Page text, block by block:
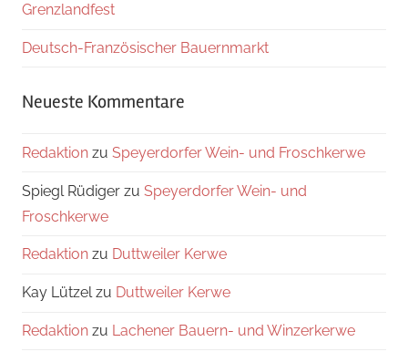
Grenzlandfest
Deutsch-Französischer Bauernmarkt
Neueste Kommentare
Redaktion zu Speyerdorfer Wein- und Froschkerwe
Spiegl Rüdiger zu Speyerdorfer Wein- und
Froschkerwe
Redaktion zu Duttweiler Kerwe
Kay Lützelzu Duttweiler Kerwe
Redaktion zu Lachener Bauern- und Winzerkerwe